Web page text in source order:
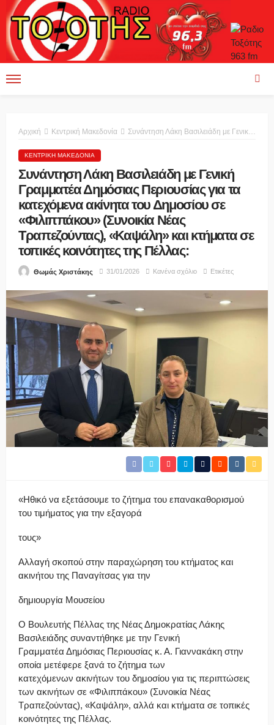
Αρχική Κεντρική Μακεδονία Συνάντηση Λάκη Βασιλειάδη με Γενική Γραμματέα Δημόσιας Περιουσίας για τα κατεχόμενα ακίνητα του Δημοσίου σε «Φιλιππάκου» (Συνοικία Νέας Τραπεζούντας), «Καψάλη» και κτήματα σε τοπικές κοινότητες της Πέλλας:
ΚΕΝΤΡΙΚΉ ΜΑΚΕΔΟΝΊΑ
Συνάντηση Λάκη Βασιλειάδη με Γενική
Γραμματέα Δημόσιας Περιουσίας για τα
κατεχόμενα ακίνητα του Δημοσίου σε
«Φιλιππάκου» (Συνοικία Νέας
Τραπεζούντας), «Καψάλη» και κτήματα σε
τοπικές κοινότητες της Πέλλας:
Θωμάς Χριστάκης 31/01/2026 Κανένα σχόλιο Ετικέτες
«Ηθικό να εξετάσουμε το ζήτημα του επανακαθορισμού
του τιμήματος για την εξαγορά
τους»
Αλλαγή σκοπού στην παραχώρηση του κτήματος και
ακινήτου της Παναγίτσας για την
δημιουργία Μουσείου
Ο Βουλευτής Πέλλας της Νέας Δημοκρατίας Λάκης
Βασιλειάδης συναντήθηκε με την Γενική
Γραμματέα Δημόσιας Περιουσίας κ. Α. Γιαννακάκη στην
οποία μετέφερε ξανά το ζήτημα των
κατεχόμενων ακινήτων του δημοσίου για τις περιπτώσεις
των ακινήτων σε «Φιλιππάκου» (Συνοικία Νέας
Τραπεζούντας), «Καψάλη», αλλά και κτήματα σε τοπικές
κοινότητες της Πέλλας.